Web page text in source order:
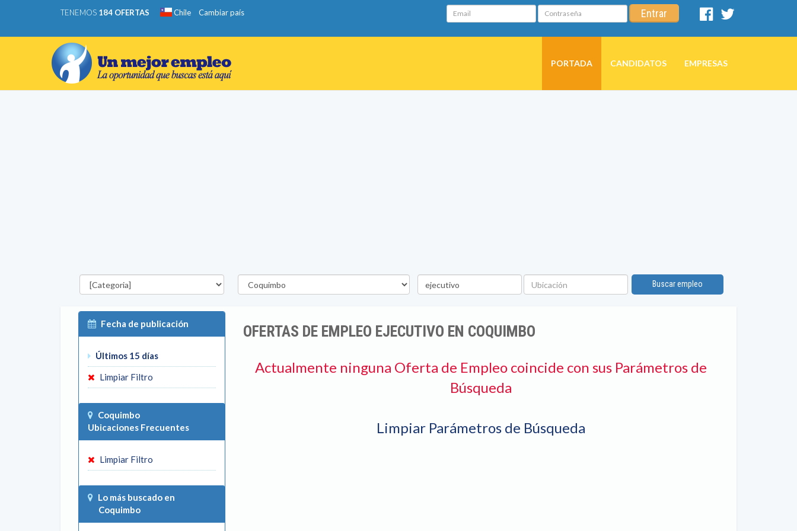
TENEMOS 184 OFERTAS Chile Cambiar país Email Contraseña Entrar
Facebook
PORTADA CANDIDATOS EMPRESAS
Categorías Región
Palabra
clave
Ubicación
Buscar empleo
Fecha de publicación
Últimos 15 días
Limpiar Filtro
Coquimbo
Ubicaciones Frecuentes
Limpiar Filtro
Lo más buscado en
Coquimbo
OFERTAS DE EMPLEO EJECUTIVO EN COQUIMBO
Actualmente ninguna Oferta de Empleo coincide con sus Parámetros de
Búsqueda
Limpiar Parámetros de Búsqueda